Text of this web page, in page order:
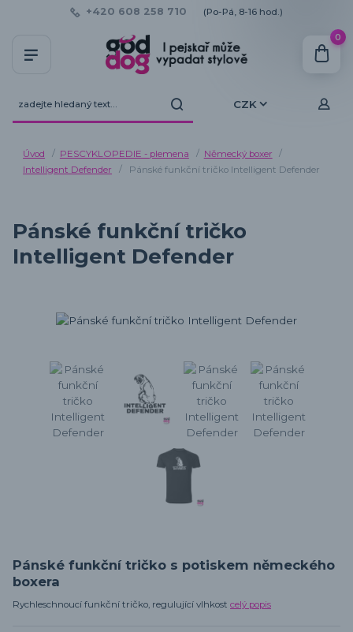
CZK
+420 608 258 710 (Po-Pá, 8-16 hod.)
0
Úvod PESCYKLOPEDIE - plemena
Německý boxer
Intelligent Defender
Pánské funkční tričko Intelligent Defender
Pánské funkční tričko
Intelligent Defender
Pánské funkční tričko s potiskem německého
boxera
Rychleschnoucí funkční tričko, regulující vlhkost celý popis